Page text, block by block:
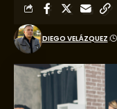
DIEGO VELÁZQUEZ